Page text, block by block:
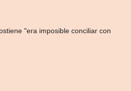
"era imposible conciliar con